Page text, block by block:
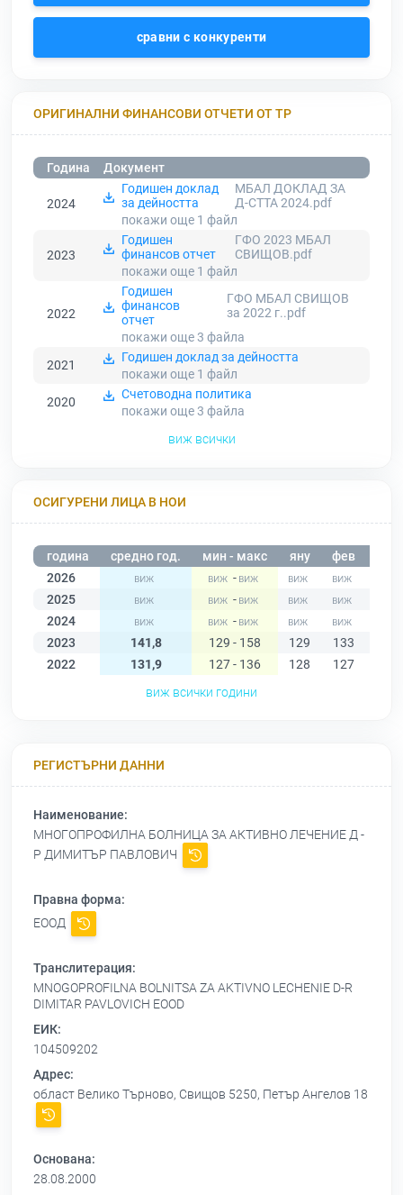
сравни с конкуренти
ОРИГИНАЛНИ ФИНАНСОВИ ОТЧЕТИ ОТ ТР
Година Документ
2024
Годишен доклад
за дейността
МБАЛ ДОКЛАД ЗА
Д-СТТА 2024.pdf
покажи още 1 файл
2023
Годишен
финансов отчет
ГФО 2023 МБАЛ
СВИЩОВ.pdf
покажи още 1 файл
2022
Годишен
финансов
отчет
ГФО МБАЛ СВИЩОВ
за 2022 г..pdf
покажи още 3 файла
2021
Годишен доклад за дейността
покажи още 1 файл
2020
Счетоводна политика
покажи още 3 файла
виж всички
ОСИГУРЕНИ ЛИЦА В НОИ
година средно год. мин - макс яну фев
2026
-
2025
-
2024
-
2023
141,8 129 - 158 129 133
2022
131,9 127 - 136 128 127
виж всички години
РЕГИСТЪРНИ ДАННИ
Наименование:
МНОГОПРОФИЛНА БОЛНИЦА ЗА АКТИВНО ЛЕЧЕНИЕ Д -
Р ДИМИТЪР ПАВЛОВИЧ
Правна форма:
ЕООД
Транслитерация:
MNOGOPROFILNA BOLNITSA ZA AKTIVNO LECHENIE D-R
DIMITAR PAVLOVICH EOOD
ЕИК:
104509202
Адрес:
област Велико Търново, Свищов 5250, Петър Ангелов 18
Основана:
28.08.2000